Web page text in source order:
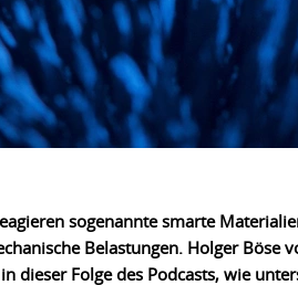
sogenannte smarte
Belastungen. Holger Böse
dieser Folge des Podcasts, wie